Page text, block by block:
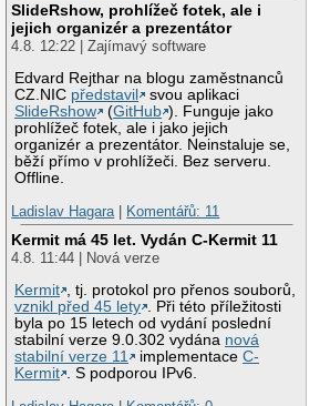
SlideRshow, prohlížeč fotek, ale i
jejich organizér a prezentátor
4.8. 12:22 | Zajímavý software
Edvard Rejthar na blogu zaměstnanců
CZ.NIC představil
svou aplikaci
SlideRshow
(GitHub ). Funguje jako
prohlížeč fotek, ale i jako jejich
organizér a prezentátor. Neinstaluje se,
běží přímo v prohlížeči. Bez serveru.
Offline.
Ladislav Hagara | Komentářů: 11
Kermit má 45 let. Vydán C-Kermit 11
4.8. 11:44 | Nová verze
Kermit , tj. protokol pro přenos souborů,
vznikl před 45 lety . Při této příležitosti
byla po 15 letech od vydání poslední
stabilní verze 9.0.302 vydána nová
stabilní verze 11
implementaceC-
Kermit . S podporou IPv6.